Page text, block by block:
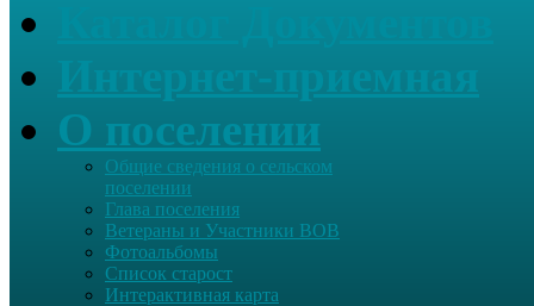
О поселении
Общие сведения о сельском
поселении
Глава поселения
Ветераны и Участники ВОВ
Фотоальбомы
Список старост
Интерактивная карта